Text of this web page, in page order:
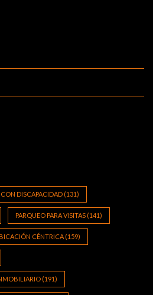
CON DISCAPACIDAD (131)
PARQUEO PARA VISITAS (141)
CÉNTRICA (159)
(191)